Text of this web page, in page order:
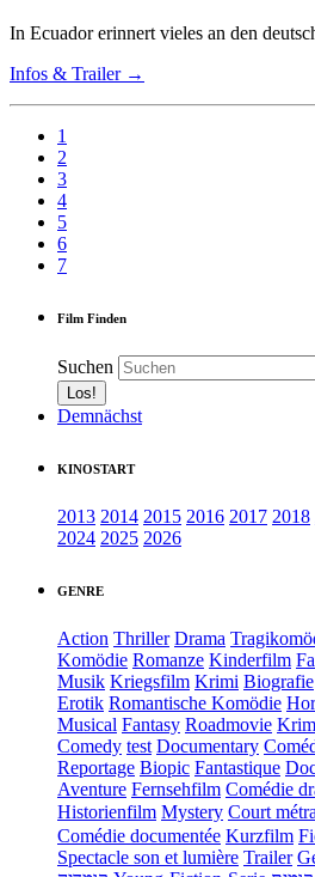
In Ecuador erinnert vieles an den
Infos & Trailer →
1
2
3
4
5
6
7
Film Finden
Suchen
Demnächst
KINOSTART
2013 2014 2015 2016 2017 2018
2024 2025 2026
GENRE
Action Thriller Drama
Komödie Romanze Kinderfilm
Musik Kriegsfilm Krimi Biografie
Erotik Romantische Komödie
Musical Fantasy Roadmovie
Comedy test Documentary
Reportage Biopic Fantastique
Aventure Fernsehfilm Comédie
Historienfilm Mystery Court
Comédie documentée Kurzfilm
Spectacle son et lumière Trailer